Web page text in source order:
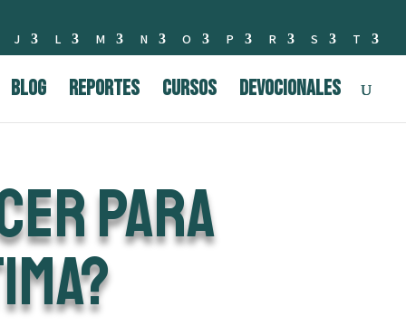
J L M N O P R S T
BLOG Reportes Cursos Devocionales
PARA